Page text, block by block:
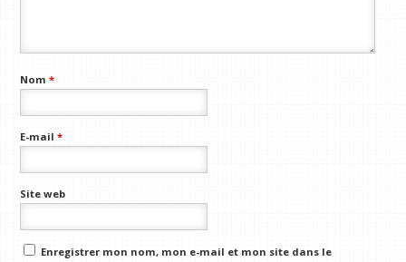
Nom*
E-mail*
Site web
Enregistrer mon nom, mon e-mail et mon site dans le